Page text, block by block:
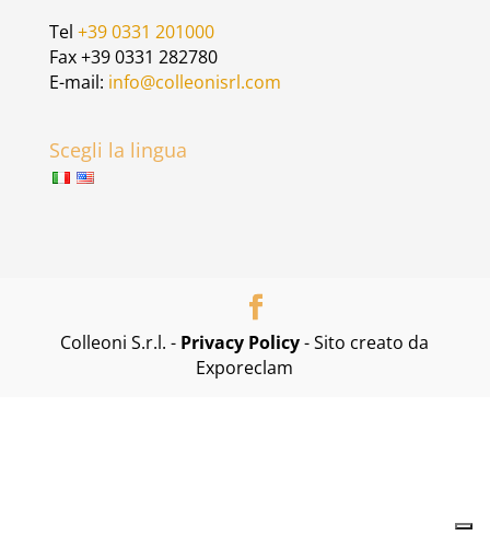
Tel +39 0331 201000
Fax +39 0331 282780
E-mail: info@colleonisrl.com
Scegli la lingua
Colleoni S.r.l. - Privacy Policy- Sito creato da
Exporeclam